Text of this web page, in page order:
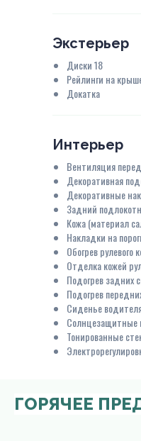
Экстерьер
Диски 18
Рейлинги на
Докатка
Интерьер
Вентиляция
Декоративная
Декоративные
Задний
Кожа (материал
Накладки на
Обогрев рулевого
Отделка кожей
Подогрев задних
Подогрев
Сиденье
Солнцезащитные
Тонированные
ГОРЯЧЕЕ